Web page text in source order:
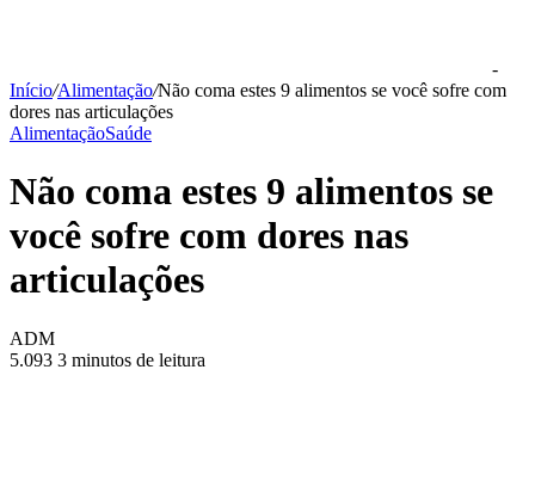
-
Início/Alimentação/Não coma estes 9 alimentos se você sofre com
dores nas articulações
AlimentaçãoSaúde
Não coma estes 9 alimentos se
você sofre com dores nas
articulações
ADM
5.093 3 minutos de leitura